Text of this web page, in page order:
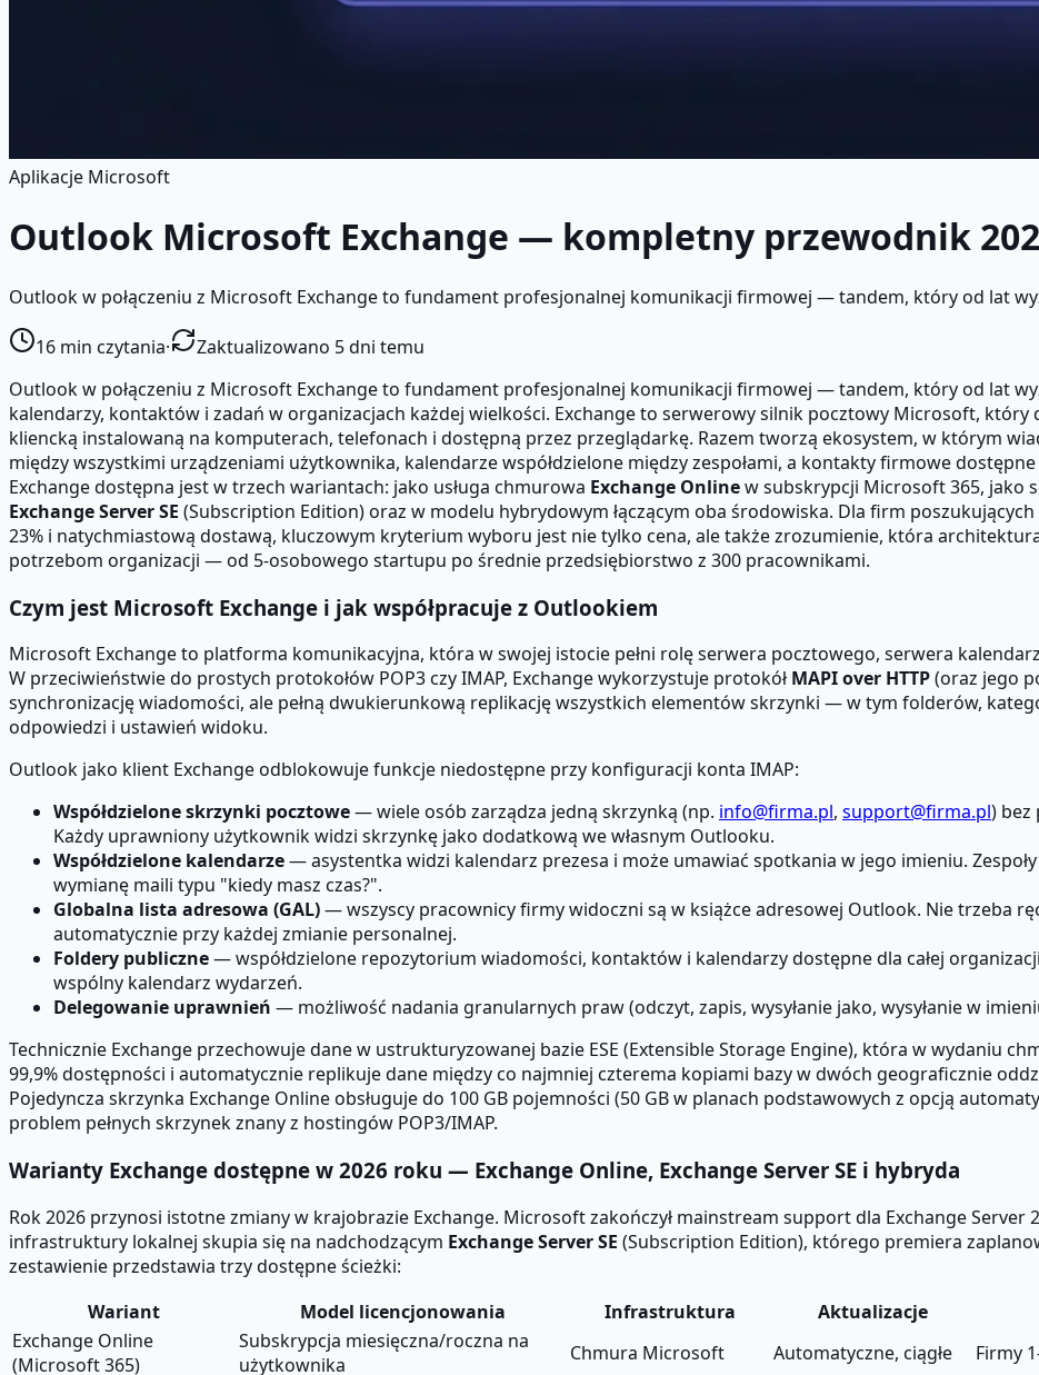
Aplikacje Microsoft
Outlook Microsoft Exchange — kompletny przewodnik
Outlook w połączeniu z Microsoft Exchange to fundament profesjonalnej komunikacji firmowej — tandem, który od lat
16 min czytania·
Zaktualizowano 5 dni temu
Outlook w połączeniu z Microsoft Exchange to fundament profesjonalnej komunikacji firmowej — tandem, który od lat
kalendarzy, kontaktów i zadań w organizacjach każdej wielkości. Exchange to serwerowy silnik pocztowy Microsoft, który
kliencką instalowaną na komputerach, telefonach i dostępną przez przeglądarkę. Razem tworzą ekosystem, w którym
między wszystkimi urządzeniami użytkownika, kalendarze współdzielone między zespołami, a kontakty firmowe
Exchange dostępna jest w trzech wariantach: jako usługa chmurowa Exchange Onlinew subskrypcji Microsoft 365, jako
Exchange Server SE (Subscription Edition) oraz w modelu hybrydowym łączącym oba środowiska. Dla firm
23% i natychmiastową dostawą, kluczowym kryterium wyboru jest nie tylko cena, ale także zrozumienie, która
potrzebom organizacji — od 5-osobowego startupu po średnie przedsiębiorstwo z 300 pracownikami.
Czym jest Microsoft Exchange i jak współpracuje z Outlookiem
Microsoft Exchange to platforma komunikacyjna, która w swojej istocie pełni rolę serwera pocztowego, serwera
W przeciwieństwie do prostych protokołów POP3 czy IMAP, Exchange wykorzystuje protokół MAPI over HTTP(oraz jego
synchronizację wiadomości, ale pełną dwukierunkową replikację wszystkich elementów skrzynki — w tym folderów,
odpowiedzi i ustawień widoku.
Outlook jako klient Exchange odblokowuje funkcje niedostępne przy konfiguracji konta IMAP:
Współdzielone skrzynki pocztowe— wiele osób zarządza jedną skrzynką (np. info@firma.pl, support@firma.pl) bez
Każdy uprawniony użytkownik widzi skrzynkę jako dodatkową we własnym Outlooku.
Współdzielone kalendarze— asystentka widzi kalendarz prezesa i może umawiać spotkania w jego imieniu.
wymianę maili typu "kiedy masz czas?".
Globalna lista adresowa (GAL)— wszyscy pracownicy firmy widoczni są w książce adresowej Outlook. Nie trzeba
automatycznie przy każdej zmianie personalnej.
Foldery publiczne— współdzielone repozytorium wiadomości, kontaktów i kalendarzy dostępne dla całej
wspólny kalendarz wydarzeń.
Delegowanie uprawnień — możliwość nadania granularnych praw (odczyt, zapis, wysyłanie jako, wysyłanie w
Technicznie Exchange przechowuje dane w ustrukturyzowanej bazie ESE (Extensible Storage Engine), która w wydaniu
99,9% dostępności i automatycznie replikuje dane między co najmniej czterema kopiami bazy w dwóch geograficznie
Pojedyncza skrzynka Exchange Online obsługuje do 100 GB pojemności (50 GB w planach podstawowych z opcją
problem pełnych skrzynek znany z hostingów POP3/IMAP.
Warianty Exchange dostępne w 2026 roku — Exchange Online, Exchange Server SE i hybryda
Rok 2026 przynosi istotne zmiany w krajobrazie Exchange. Microsoft zakończył mainstream support dla Exchange Server
infrastruktury lokalnej skupia się na nadchodzącym Exchange Server SE (Subscription Edition), którego premiera
zestawienie przedstawia trzy dostępne ścieżki:
Wariant
Model licencjonowania Infrastruktura Aktualizacje
Exchange Online
(Microsoft 365)
Subskrypcja miesięczna/roczna na
użytkownika
Chmura Microsoft Automatyczne, ciągłe Firmy